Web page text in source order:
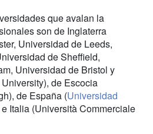
que avalan la
son de Inglaterra
Universidad de Leeds,
de Sheffield,
Universidad de Bristol y
de Escocia
de España (Universidad
Italia (Università Commerciale